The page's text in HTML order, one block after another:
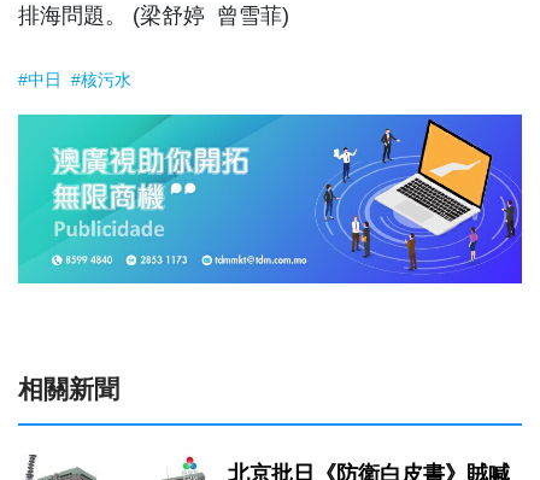
排海問題。 (梁舒婷 曾雪菲)
#中日 #核污水
相關新聞
北京批日《防衛白皮書》賊喊